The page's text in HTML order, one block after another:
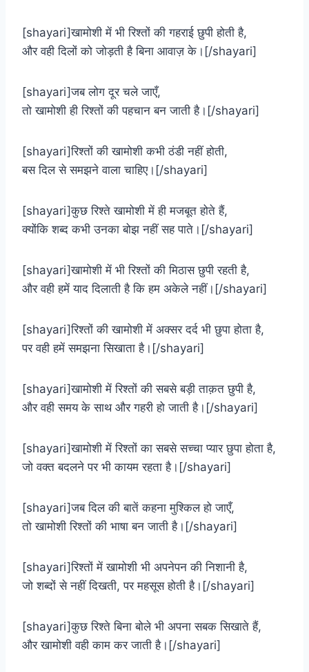
[shayari]खामोशी में भी रिश्तों की गहराई छुपी होती है,
और वही दिलों को जोड़ती है बिना आवाज़ के।[/shayari]
[shayari]जब लोग दूर चले जाएँ,
तो खामोशी ही रिश्तों की पहचान बन जाती है।[/shayari]
[shayari]रिश्तों की खामोशी कभी ठंडी नहीं होती,
बस दिल से समझने वाला चाहिए।[/shayari]
[shayari]कुछ रिश्ते खामोशी में ही मजबूत होते हैं,
क्योंकि शब्द कभी उनका बोझ नहीं सह पाते।[/shayari]
[shayari]खामोशी में भी रिश्तों की मिठास छुपी रहती है,
और वही हमें याद दिलाती है कि हम अकेले नहीं।[/shayari]
[shayari]रिश्तों की खामोशी में अक्सर दर्द भी छुपा होता है,
पर वही हमें समझना सिखाता है।[/shayari]
[shayari]खामोशी में रिश्तों की सबसे बड़ी ताक़त छुपी है,
और वही समय के साथ और गहरी हो जाती है।[/shayari]
[shayari]खामोशी में रिश्तों का सबसे सच्चा प्यार छुपा होता है,
जो वक्त बदलने पर भी कायम रहता है।[/shayari]
[shayari]जब दिल की बातें कहना मुश्किल हो जाएँ,
तो खामोशी रिश्तों की भाषा बन जाती है।[/shayari]
[shayari]रिश्तों में खामोशी भी अपनेपन की निशानी है,
जो शब्दों से नहीं दिखती, पर महसूस होती है।[/shayari]
[shayari]कुछ रिश्ते बिना बोले भी अपना सबक सिखाते हैं,
और खामोशी वही काम कर जाती है।[/shayari]